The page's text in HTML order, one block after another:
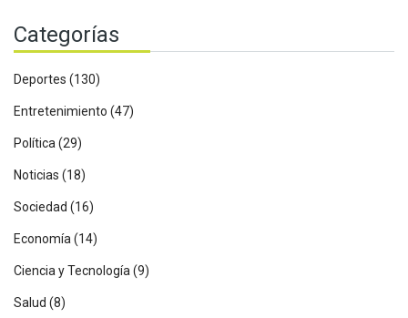
Categorías
Deportes (130)
Entretenimiento (47)
Política (29)
Noticias (18)
Sociedad (16)
Economía (14)
Ciencia y Tecnología (9)
Salud (8)